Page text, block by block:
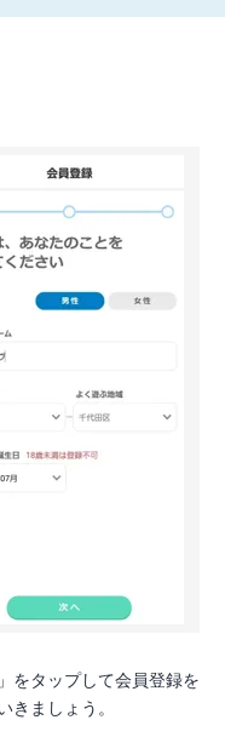
をタップして会員登録を
きましょう。